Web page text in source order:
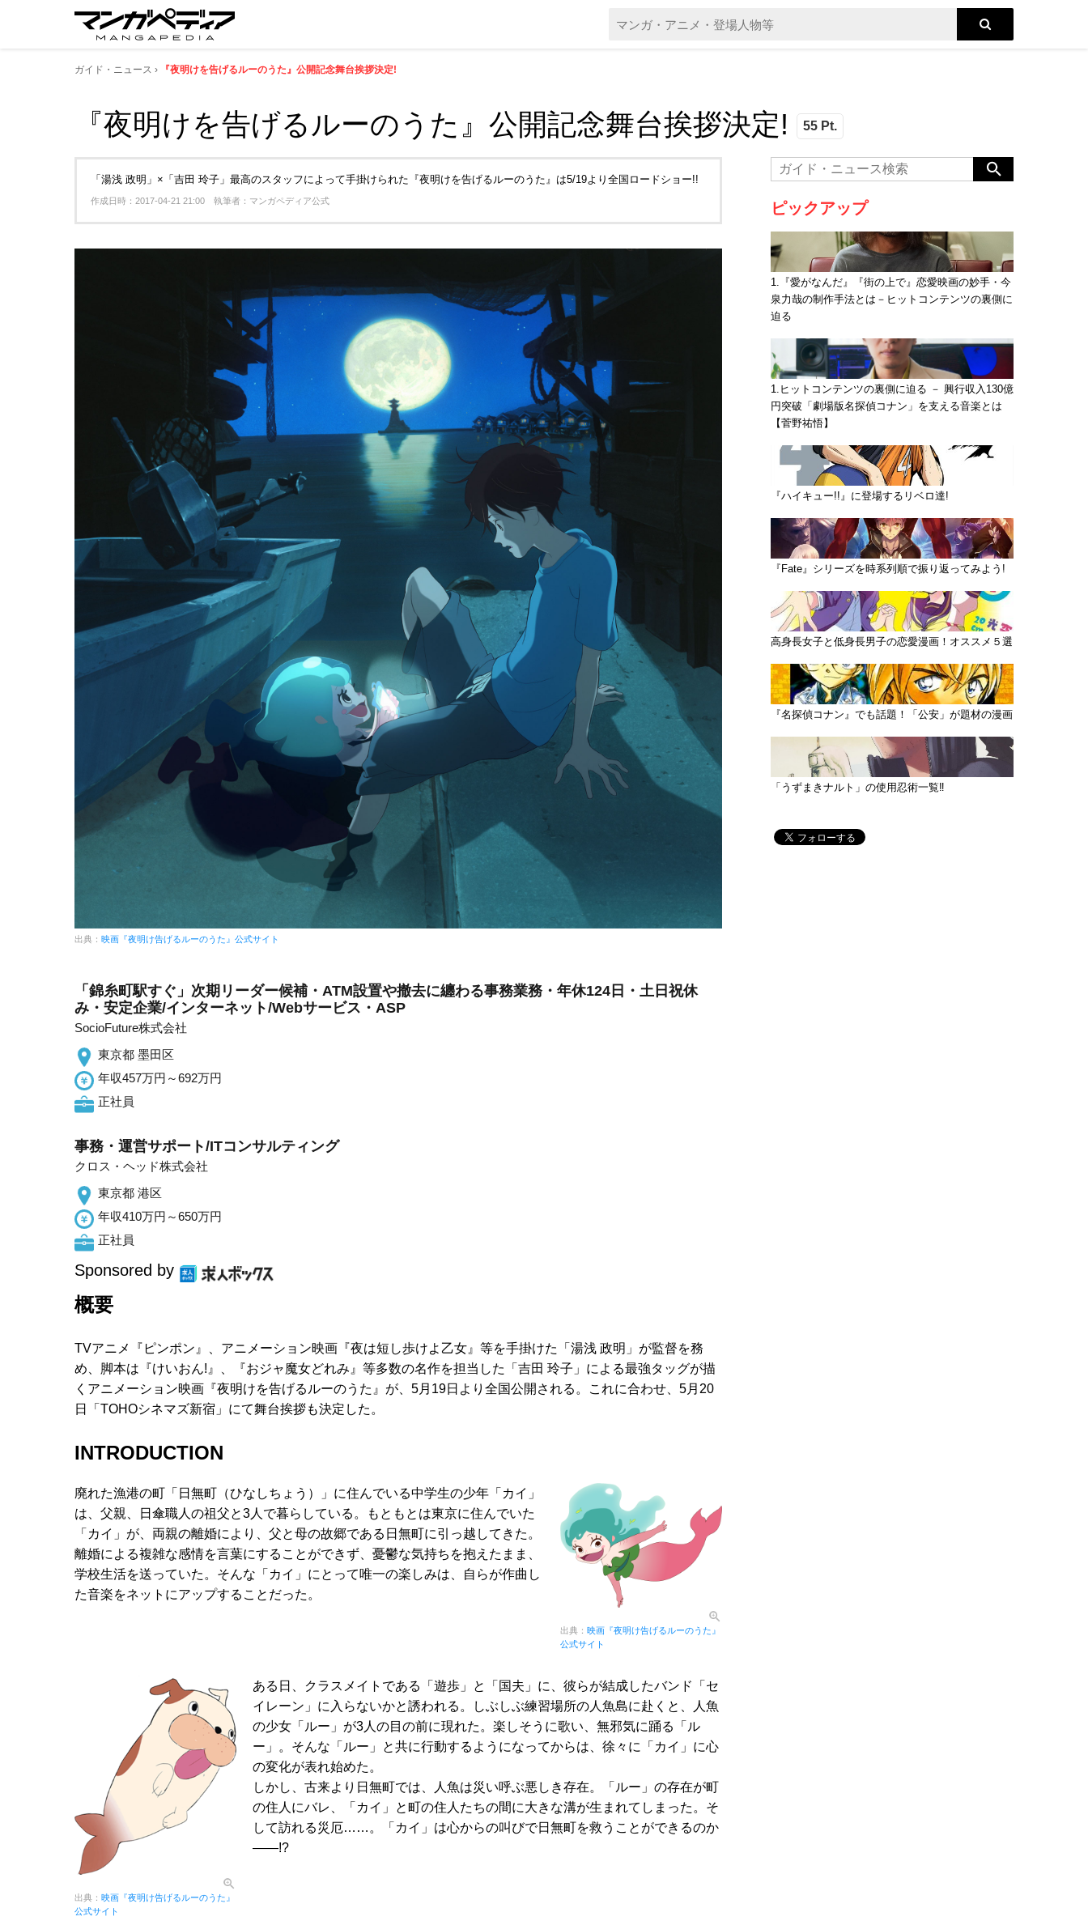
ガイド・ニュース 『夜明けを告げるルーのうた』公開記念舞台挨拶決定!
『夜明けを告げるルーのうた』公開記念舞台挨拶決定! 55 Pt.
「湯浅 政明」×「吉田 玲子」最高のスタッフによって手掛けられた『夜明けを告げるルーのうた』は5/19より全国ロードショー!!
作成日時：2017-04-21 21:00 執筆者：マンガペディア公式
出典： 映画『夜明け告げるルーのうた』公式サイト
「錦糸町駅すぐ」次期リーダー候補・ATM設置や撤去に纏わる事務業務・年休124日・土日祝休
み・安定企業/インターネット/Webサービス・ASP
SocioFuture株式会社
東京都 墨田区
年収457万円～692万円
正社員
事務・運営サポート/ITコンサルティング
クロス・ヘッド株式会社
東京都 港区
年収410万円～650万円
正社員
Sponsored by
概要
TVアニメ『ピンポン』、アニメーション映画『夜は短し歩けよ乙女』等を手掛けた「湯浅 政明」が監督を務
め、脚本は『けいおん!』、『おジャ魔女どれみ』等多数の名作を担当した「吉田 玲子」による最強タッグが描
くアニメーション映画『夜明けを告げるルーのうた』が、5月19日より全国公開される。これに合わせ、5月20
日「TOHOシネマズ新宿」にて舞台挨拶も決定した。
INTRODUCTION
出典： 映画『夜明け告げるルーのうた』
公式サイト
廃れた漁港の町「日無町（ひなしちょう）」に住んでいる中学生の少年「カイ」
は、父親、日傘職人の祖父と3人で暮らしている。もともとは東京に住んでいた
「カイ」が、両親の離婚により、父と母の故郷である日無町に引っ越してきた。
離婚による複雑な感情を言葉にすることができず、憂鬱な気持ちを抱えたまま、
学校生活を送っていた。そんな「カイ」にとって唯一の楽しみは、自らが作曲し
た音楽をネットにアップすることだった。
出典： 映画『夜明け告げるルーのうた』
公式サイト
ある日、クラスメイトである「遊歩」と「国夫」に、彼らが結成したバンド「セ
イレーン」に入らないかと誘われる。しぶしぶ練習場所の人魚島に赴くと、人魚
の少女「ルー」が3人の目の前に現れた。楽しそうに歌い、無邪気に踊る「ル
ー」。そんな「ルー」と共に行動するようになってからは、徐々に「カイ」に心
の変化が表れ始めた。
しかし、古来より日無町では、人魚は災い呼ぶ悪しき存在。「ルー」の存在が町
の住人にバレ、「カイ」と町の住人たちの間に大きな溝が生まれてしまった。そ
して訪れる災厄……。「カイ」は心からの叫びで日無町を救うことができるのか
――!?
ピックアップ
1.『愛がなんだ』『街の上で』恋愛映画の妙手・今
泉力哉の制作手法とは－ヒットコンテンツの裏側に
迫る
1.ヒットコンテンツの裏側に迫る － 興行収入130億
円突破「劇場版名探偵コナン」を支える音楽とは
【菅野祐悟】
『ハイキュー!!』に登場するリベロ達!
『Fate』シリーズを時系列順で振り返ってみよう!
高身長女子と低身長男子の恋愛漫画！オススメ５選
『名探偵コナン』でも話題！「公安」が題材の漫画
「うずまきナルト」の使用忍術一覧‼